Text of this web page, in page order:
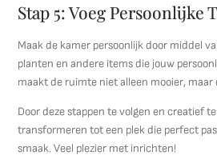
Stap 5: Voeg Persoonlijke
Maak de kamer persoonlijk door middel
planten en andere items die jouw
maakt de ruimte niet alleen mooier, maar
Door deze stappen te volgen en creatief
transformeren tot een plek die perfect
smaak. Veel plezier met inrichten!